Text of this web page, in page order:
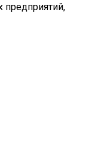
предприятий,